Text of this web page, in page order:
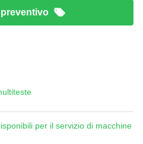
per il servizio di macchine